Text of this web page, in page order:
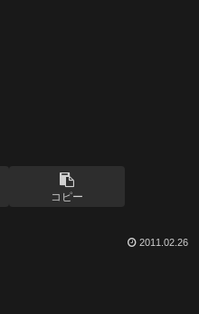
コピー
2011.02.26